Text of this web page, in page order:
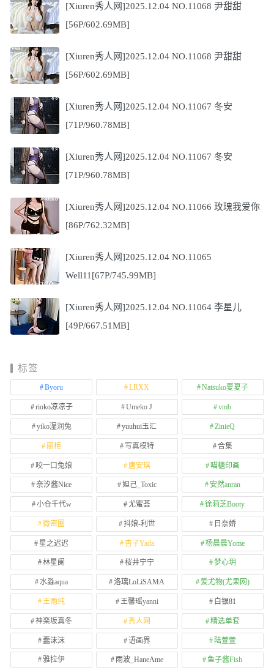
[Xiuren秀人网]2025.12.04 NO.11068 尹甜甜
[56P/602.69MB]
[Xiuren秀人网]2025.12.04 NO.11068 尹甜甜
[56P/602.69MB]
[Xiuren秀人网]2025.12.04 NO.11067 冬安
[71P/960.78MB]
[Xiuren秀人网]2025.12.04 NO.11067 冬安
[71P/960.78MB]
[Xiuren秀人网]2025.12.04 NO.11066 玫瑰我爱你
[86P/762.32MB]
[Xiuren秀人网]2025.12.04 NO.11065
Well11[67P/745.99MB]
[Xiuren秀人网]2025.12.04 NO.11064 李星儿
[49P/667.51MB]
标签
Byoru LRXX Natsuko夏夏子
rioko凉凉子 Umeko J vmb
yiko湿润兔 yuuhui玉汇 ZinieQ
丽柜 写真模特 合集
咬一口兔娘 唐安琪 喵糖印画
奈汐酱Nice 妲己_Toxic 安然anran
小仓千代w 尤蜜荟 徐莉芝Booty
微密圈 抖娘-利世 日奈娇
星之迟迟 杏子Yada 杨晨晨Yome
林星阑 桜井宁宁 梦心玥
水淼aqua 洛璃LoLiSAMA 爱尤物(尤果网)
王雨纯 王馨瑶yanni 白银81
神楽坂真冬 秀人网 精选单套
蠢沫沫 语画界 陆萱萱
雅拉伊 雨波_HaneAme 鱼子酱Fish